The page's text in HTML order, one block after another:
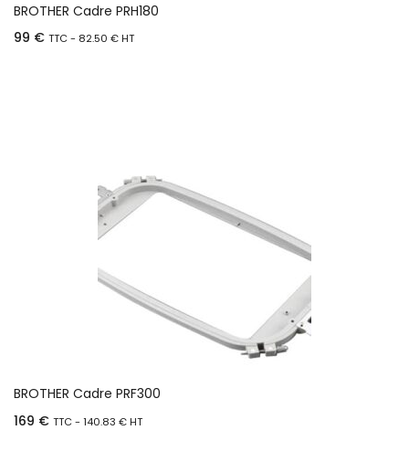
BROTHER Cadre PRH180
99 € TTC - 82.50 €HT
BROTHER Cadre PRF300
169 € TTC - 140.83 €HT